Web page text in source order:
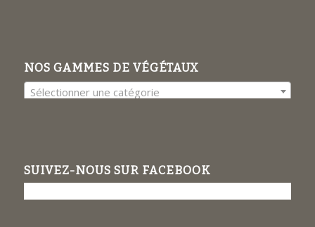
NOS GAMMES DE VÉGÉTAUX
Sélectionner une catégorie
SUIVEZ-NOUS SUR FACEBOOK